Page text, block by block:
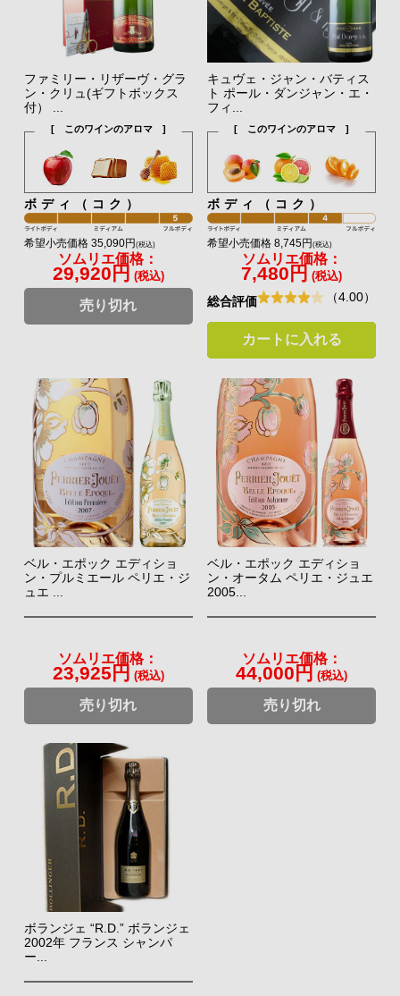
ファミリー・リザーヴ・グラ
ン・クリュ(ギフトボックス
付） ...
[ このワインのアロマ ]
ボディ（コク）
希望小売価格 35,090円 (税込)
ソムリエ価格：
29,920円 (税込)
売り切れ
キュヴェ・ジャン・バティス
ト ポール・ダンジャン・エ・
フィ...
[ このワインのアロマ ]
ボディ（コク）
希望小売価格 8,745円(税込)
ソムリエ価格：
7,480円 (税込)
総合評価 （4.00）
カートに入れる
ベル・エポック エディショ
ン・プルミエール ペリエ・ジ
ュエ ...
ソムリエ価格：
23,925円 (税込)
売り切れ
ベル・エポック エディショ
ン・オータム ペリエ・ジュエ
2005...
ソムリエ価格：
44,000円 (税込)
売り切れ
ボランジェ “R.D.” ボランジェ
2002年 フランス シャンパ
ー...